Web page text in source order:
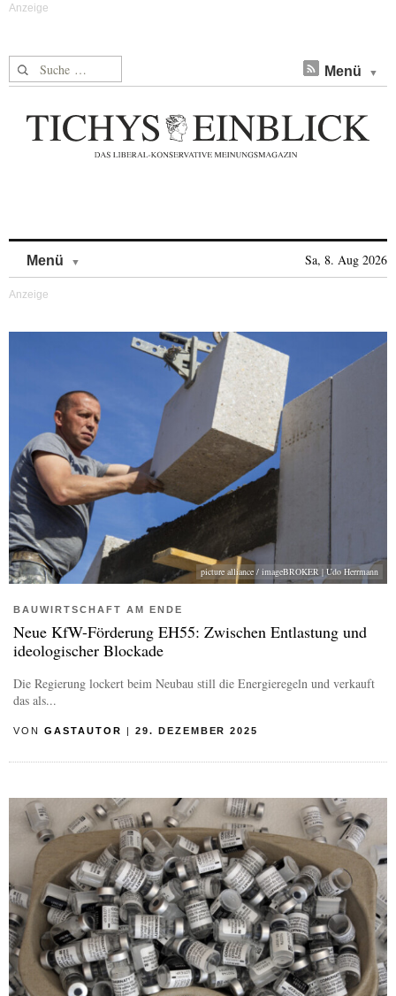
Suche nach: Menü
Menü Sa, 8. Aug 2026
picture alliance / imageBROKER | Udo Herrmann
BAUWIRTSCHAFT AM ENDE
Neue KfW-Förderung EH55: Zwischen Entlastung und
ideologischer Blockade
Die Regierung lockert beim Neubau still die Energieregeln und verkauft
das als...
VON GASTAUTOR 29. DEZEMBER 2025